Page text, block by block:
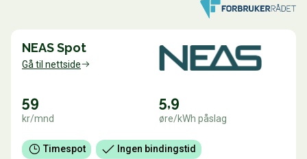
NEAS Spot
Gå til nettside
59
kr/mnd
5,9
øre/kWh påslag
Timespot
Ingen bindingstid